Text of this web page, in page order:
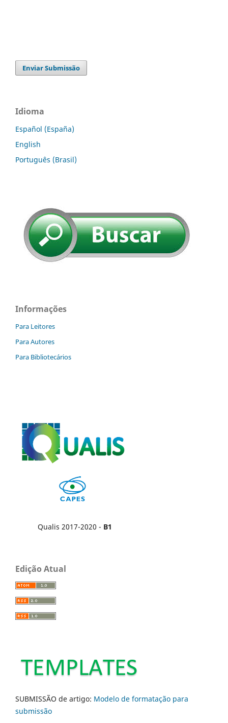
Enviar Submissão
Idioma
Español (España)
English
Português (Brasil)
Informações
Para Leitores
Para Autores
Para Bibliotecários
Qualis 2017-2020 - B1
Edição Atual
SUBMISSÃO de artigo: Modelo de formatação para
submissão